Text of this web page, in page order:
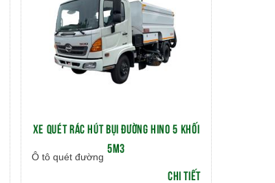
XE QUÉT RÁC HÚT BỤI ĐƯỜNG HINO 5 KHỐI
5M3
Ô tô quét đường
CHI TIẾT